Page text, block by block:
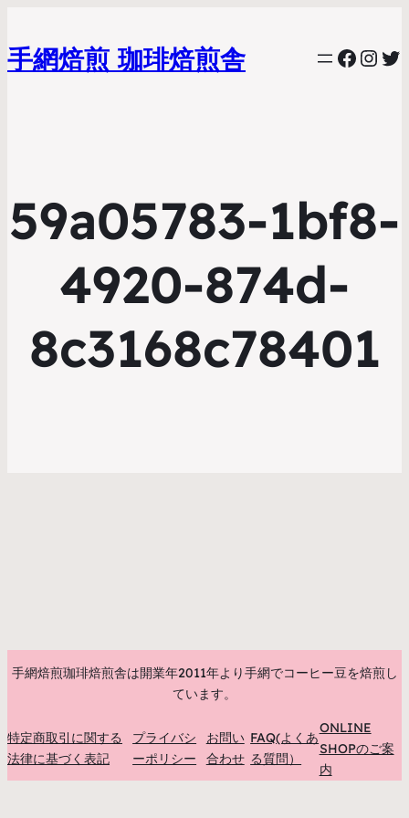
手網焙煎 珈琲焙煎舎
59a05783-1bf8-
4920-874d-
8c3168c78401
手網焙煎珈琲焙煎舎は開業年2011年より手網でコーヒー豆を焙煎し
ています。
特定商取引に関する
法律に基づく表記
プライバシ
ーポリシー
お問い
合わせ
FAQ(よくあ
る質問）
ONLINE
SHOPのご案
内